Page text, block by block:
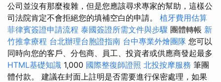
公司並沒有那麼複雜，但是您應該尋求專家的幫助，這樣公
司法院肯定不會拒絕您的填補空白的申請。 植牙費用估算
菲律賓簽證申請流程 泰國簽證所需文件與步驟 團體轉帳 新
竹推拿療程 台北辦理台胞證指南 台中專業外燴團隊 您可以
同時向您的客戶、分包商、員工、投資者或供應商發起最多
HTML基礎知識 1,000 國際整復師證照 北投按摩服務 筆團
體付款。 建議在封面上註明是否需要進行保密處理，如果